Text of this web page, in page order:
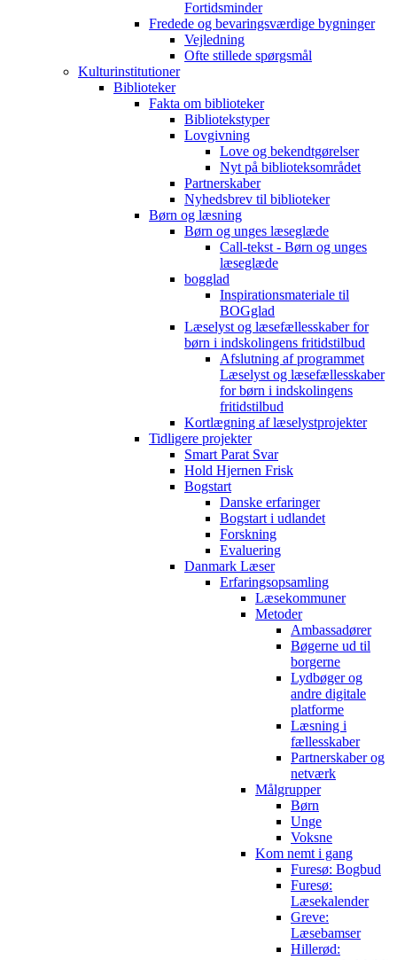
Fortidsminder
Fredede og bevaringsværdige bygninger
Vejledning
Ofte stillede spørgsmål
Kulturinstitutioner
Biblioteker
Fakta om biblioteker
Bibliotekstyper
Lovgivning
Love og bekendtgørelser
Nyt på biblioteksområdet
Partnerskaber
Nyhedsbrev til biblioteker
Børn og læsning
Børn og unges læseglæde
Call-tekst - Børn og unges
læseglæde
bogglad
Inspirationsmateriale til
BOGglad
Læselyst og læsefællesskaber for
børn i indskolingens fritidstilbud
Afslutning af programmet
Læselyst og læsefællesskaber
for børn i indskolingens
fritidstilbud
Kortlægning af læselystprojekter
Tidligere projekter
Smart Parat Svar
Hold Hjernen Frisk
Bogstart
Danske erfaringer
Bogstart i udlandet
Forskning
Evaluering
Danmark Læser
Erfaringsopsamling
Læsekommuner
Metoder
Ambassadører
Bøgerne ud til
borgerne
Lydbøger og
andre digitale
platforme
Læsning i
fællesskaber
Partnerskaber og
netværk
Målgrupper
Børn
Unge
Voksne
Kom nemt i gang
Furesø: Bogbud
Furesø:
Læsekalender
Greve:
Læsebamser
Hillerød: